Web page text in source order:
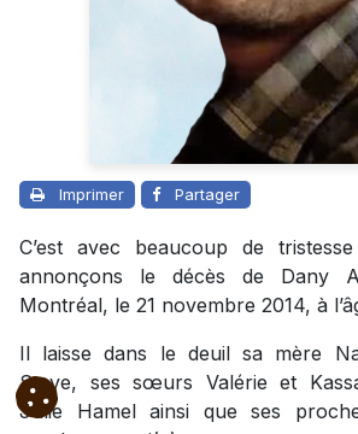
Imprimer Partager
C’est avec beaucoup de
annonçons le décès de Dany
Montréal, le 21 novembre 2014, à
Il laisse dans le deuil sa mère
Steve, ses sœurs Valérie et
Julie Hamel ainsi que ses